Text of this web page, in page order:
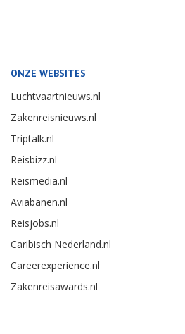
ONZE WEBSITES
Luchtvaartnieuws.nl
Zakenreisnieuws.nl
Triptalk.nl
Reisbizz.nl
Reismedia.nl
Aviabanen.nl
Reisjobs.nl
Caribisch Nederland.nl
Careerexperience.nl
Zakenreisawards.nl